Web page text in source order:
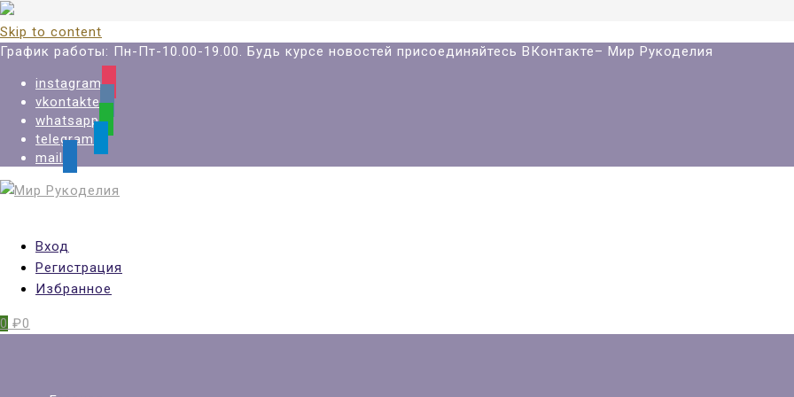
Skip to content
График работы: Пн-Пт-10.00-19.00. Будь курсе новостей присоединяйтесь ВКонтакте– Мир Рукоделия
instagram
vkontakte
whatsapp
telegram
mail
Вход
Регистрация
Избранное
0 ₽0